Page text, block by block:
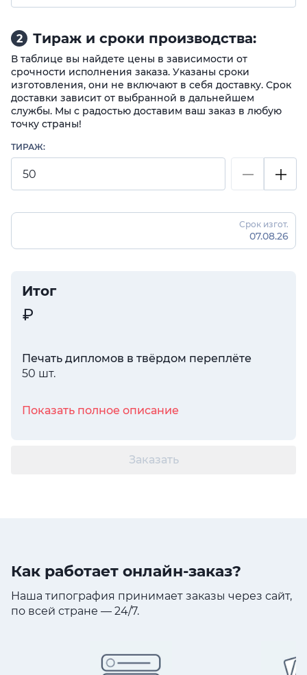
2 Тираж и сроки производства:
В таблице вы найдете цены в зависимости от
срочности исполнения заказа. Указаны сроки
изготовления, они не включают в себя доставку. Срок
доставки зависит от выбранной в дальнейшем
службы. Мы с радостью доставим ваш заказ в любую
точку страны!
ТИРАЖ:
Срок изгот.
07.08.26
Итог
Печать дипломов в твёрдом переплёте
50 шт.
Показать полное описание
Заказать
Как работает онлайн-заказ?
Наша типография принимает заказы через сайт,
по всей стране — 24/7.